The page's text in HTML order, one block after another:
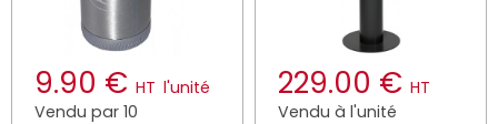
9.90 € HT l'unité
Vendu par 10
229.00 € HT
Vendu à l'unité